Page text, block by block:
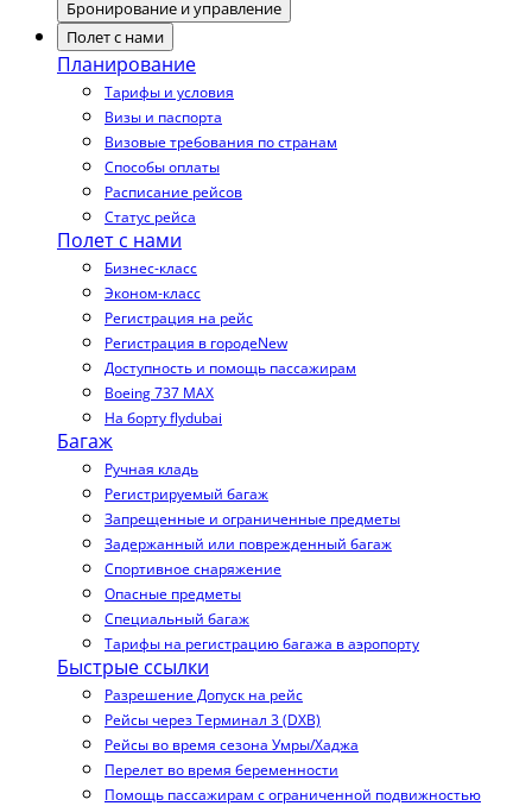
Бронирование и управление
Полет с нами
Планирование
Тарифы и условия
Визы и паспорта
Визовые требования по странам
Способы оплаты
Расписание рейсов
Статус рейса
Полет с нами
Бизнес-класс
Эконом-класс
Регистрация на рейс
Регистрация в городеNew
Доступность и помощь пассажирам
Boeing 737 MAX
На борту flydubai
Багаж
Ручная кладь
Регистрируемый багаж
Запрещенные и ограниченные предметы
Задержанный или поврежденный багаж
Спортивное снаряжение
Опасные предметы
Специальный багаж
Тарифы на регистрацию багажа в аэропорту
Быстрые ссылки
Разрешение Допуск на рейс
Рейсы через Терминал 3 (DXB)
Рейсы во время сезона Умры/Хаджа
Перелет во время беременности
Помощь пассажирам с ограниченной подвижностью